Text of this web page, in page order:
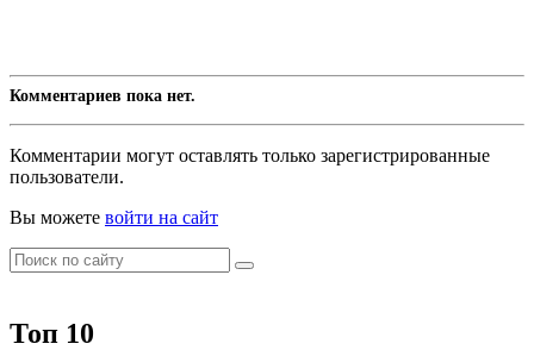
Комментариев пока нет.
Комментарии могут оставлять только зарегистрированные
пользователи.
Вы можете войти на сайт
Топ 10